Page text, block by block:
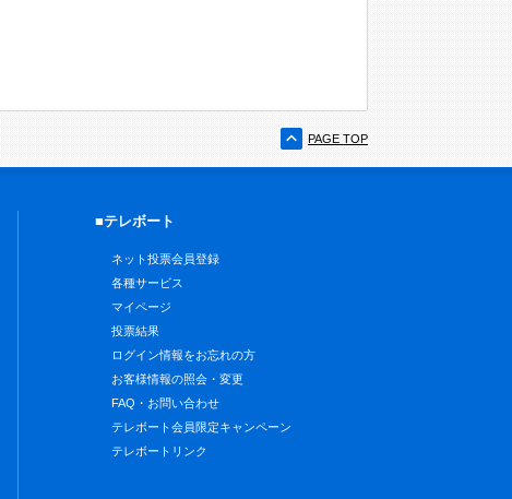
PAGE TOP
■テレボート
ネット投票会員登録
各種サービス
マイページ
投票結果
ログイン情報をお忘れの方
お客様情報の照会・変更
FAQ・お問い合わせ
テレボート会員限定キャンペーン
テレボートリンク